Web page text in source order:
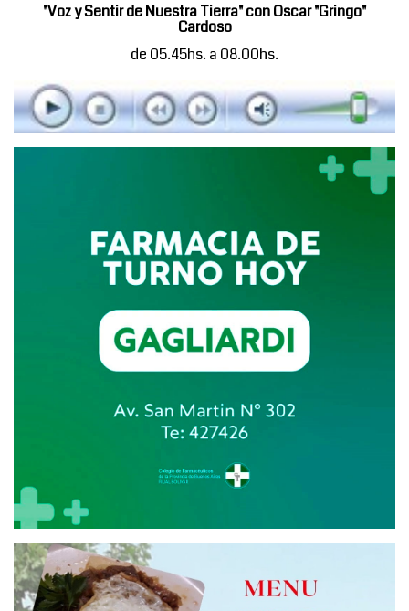
"Voz y Sentir de Nuestra Tierra" con Oscar "Gringo"
Cardoso
de 05.45hs. a 08.00hs.